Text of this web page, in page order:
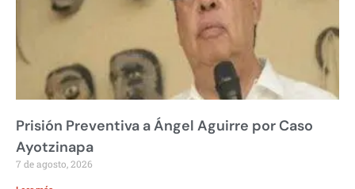
Prisión Preventiva a Ángel Aguirre por Caso
Ayotzinapa
7 de agosto, 2026